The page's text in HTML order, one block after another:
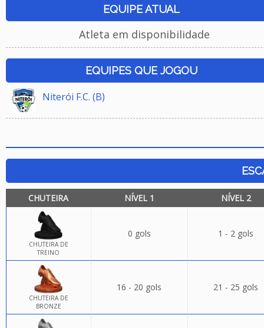
EQUIPE ATUAL
Atleta em disponibilidade
EQUIPES QUE JOGOU
Niterói F.C. (B)
CHUTEIRA NÍVEL 1 NÍVEL 2
CHUTEIRA DE
TREINO
0 gols 1 - 2 gols
CHUTEIRA DE
BRONZE
16 - 20 gols 21 - 25 gols